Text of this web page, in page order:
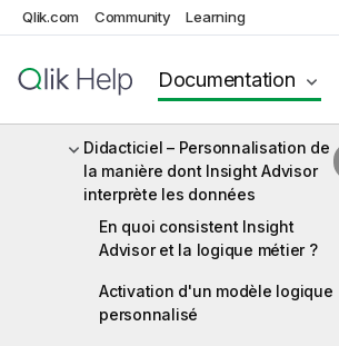
Qlik.com Community Learning
Documentation
pour Insight Advisor avec Logique
métier
Création de vocabulaires pour
Insight Advisor
Didacticiel – Personnalisation de
la manière dont Insight Advisor
interprète les données
En quoi consistent Insight
Advisor et la logique métier ?
Activation d'un modèle logique
personnalisé